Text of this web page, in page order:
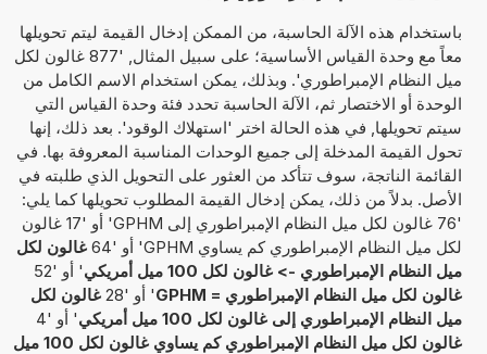
باستخدام هذه الآلة الحاسبة، من الممكن إدخال القيمة ليتم تحويلها
معاً مع وحدة القياس الأساسية؛ على سبيل المثال, '877 غالون لكل
ميل النظام الإمبراطوري'. وبذلك، يمكن استخدام الاسم الكامل من
الوحدة أو الاختصار ثم، الآلة الحاسبة تحدد فئة وحدة القياس التي
سيتم تحويلها, في هذه الحالة اختر 'استهلاك الوقود'. بعد ذلك، إنها
تحول القيمة المدخلة إلى جميع الوحدات المناسبة المعروفة بها. في
القائمة الناتجة، سوف تتأكد من العثور على التحويل الذي طلبته في
الأصل. بدلاً من ذلك، يمكن إدخال القيمة المطلوب تحويلها كما يلي:
'76 غالون لكل ميل النظام الإمبراطوري إلى GPHM' أو '17 غالون
لكل ميل النظام الإمبراطوري كم يساوي GPHM' أو '64
غالون لكل
ميل النظام الإمبراطوري -> غالون لكل 100 ميل أمريكي
' أو '52
غالون لكل ميل النظام الإمبراطوري = GPHM
' أو '28
غالون لكل
ميل النظام الإمبراطوري إلى غالون لكل 100 ميل أمريكي
' أو '4
غالون لكل ميل النظام الإمبراطوري كم يساوي غالون لكل 100 ميل